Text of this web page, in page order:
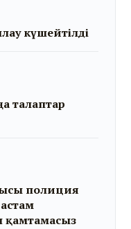
күшейтілді
талаптар
полиция
қамтамасыз